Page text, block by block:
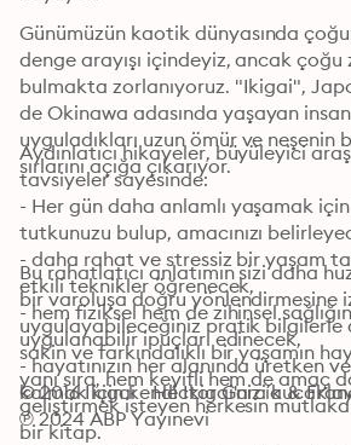
Günümüzün kaotik dünyasında
denge arayışı içindeyiz, ancak çoğu
bulmakta zorlanıyoruz. "Ikigai",
de Okinawa adasında yaşayan
uyguladıkları uzun ömür ve neşenin
sırlarını açığa çıkarıyor.
Aydınlatıcı hikayeler, büyüleyici
tavsiyeler sayesinde:
- Her gün daha anlamlı yaşamak
tutkunuzu bulup, amacınızı
- daha rahat ve stressiz bir yaşam
etkili teknikler öğrenecek,
- hem fiziksel hem de zihinsel
uygulanabilir ipuçları edinecek,
- hayatınızın her alanında üretken
Bu rahatlatıcı anlatımın sizi daha
bir varoluşa doğru yönlendirmesine
uygulayabileceğiniz pratik bilgilerle
sakin ve farkındalıklı bir yaşamın
yanı sıra, hem keyifli hem de amaç
geliştirmek isteyen herkesin
bir kitap.
© 2016 Ikigai - Héctor García &
℗ 2024 ABP Yayınevi